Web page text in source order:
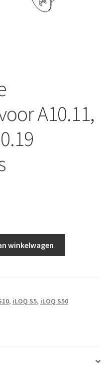
A10.11,
winkelwagen
, iLOQ S5, iLOQ S50